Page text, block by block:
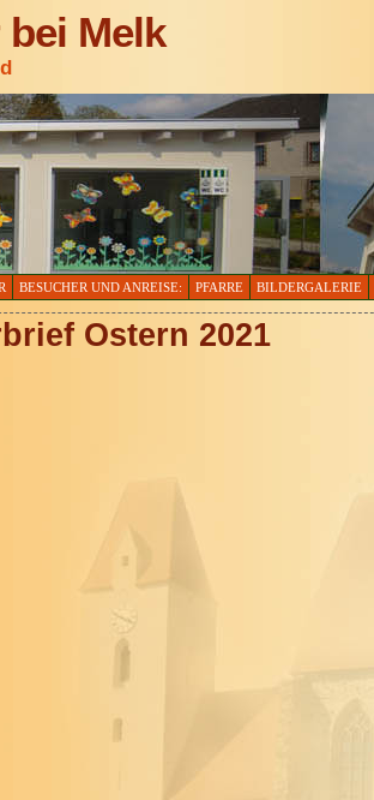
bei Melk
BESUCHER UND ANREISE: PFARRE BILDERGALERIE
Ostern 2021